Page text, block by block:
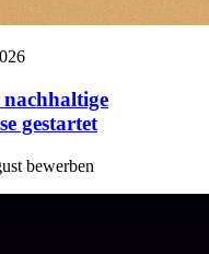
gestartet
bewerben